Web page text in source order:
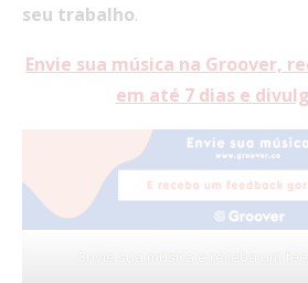
seu trabalho.
Envie sua música na Groover,
em até 7 dias e